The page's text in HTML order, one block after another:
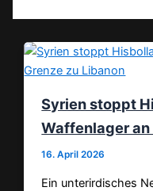
Syrien stoppt
Waffenlager an
16. April 2026
Ein unterirdisches